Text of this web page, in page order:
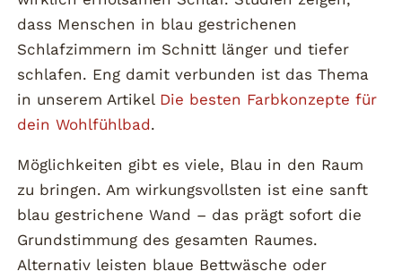
dass Menschen in blau gestrichenen
Schlafzimmern im Schnitt länger und tiefer
schlafen. Eng damit verbunden ist das Thema
in unserem Artikel Die besten Farbkonzepte für
dein Wohlfühlbad.
Möglichkeiten gibt es viele, Blau in den Raum
zu bringen. Am wirkungsvollsten ist eine sanft
blau gestrichene Wand – das prägt sofort die
Grundstimmung des gesamten Raumes.
Alternativ leisten blaue Bettwäsche oder